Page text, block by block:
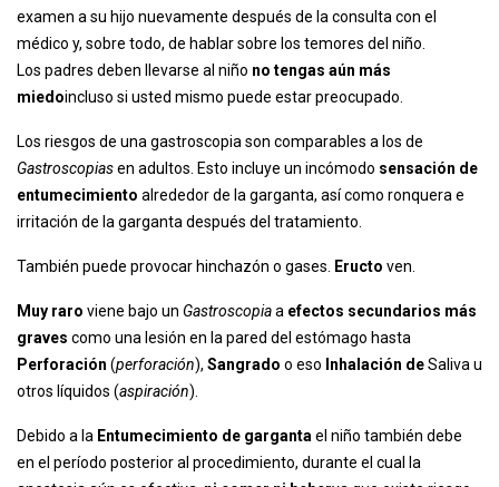
examen a su hijo nuevamente después de la consulta con el
médico y, sobre todo, de hablar sobre los temores del niño.
Los padres deben llevarse al niño no tengas aún más
miedoincluso si usted mismo puede estar preocupado.
Los riesgos de una gastroscopia son comparables a los de
Gastroscopiasen adultos. Esto incluye un incómodo sensación de
entumecimiento alrededor de la garganta, así como ronquera e
irritación de la garganta después del tratamiento.
También puede provocar hinchazón o gases. Eructo ven.
Muy raro viene bajo un Gastroscopiaa efectos secundarios más
graves como una lesión en la pared del estómago hasta
Perforación (perforación), Sangrado o eso Inhalación deSaliva u
otros líquidos (aspiración).
Debido a la Entumecimiento de garganta el niño también debe
en el período posterior al procedimiento, durante el cual la